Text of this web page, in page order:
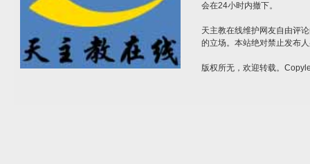
会在24小时内撤下。
天主教在线维护网友自由评
的立场。本站绝对禁止发布
版权所无，欢迎转载。